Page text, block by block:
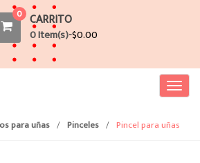
0 CARRITO
0 Item(s)-$0.00
T
g
para uñas / Pinceles / Pincel para uñas